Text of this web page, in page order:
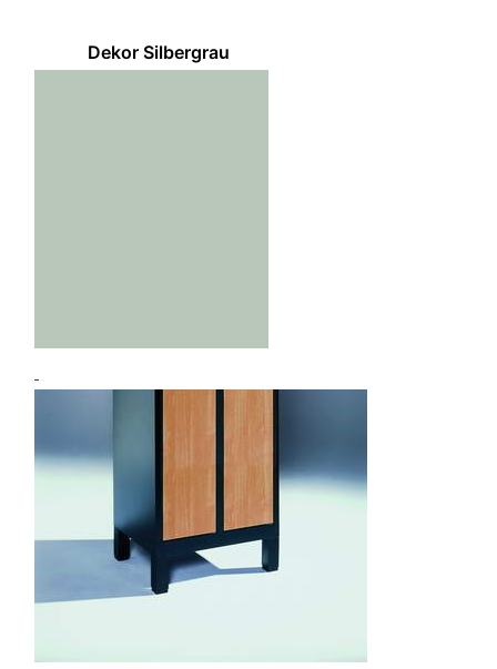
Dekor Silbergrau